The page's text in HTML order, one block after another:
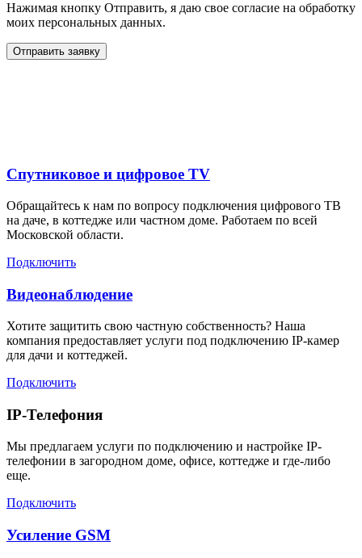
Нажимая кнопку Отправить, я даю свое согласие на обработку
моих персональных данных.
Отправить заявку
Спутниковое и цифровое TV
Обращайтесь к нам по вопросу подключения цифрового ТВ
на даче, в коттедже или частном доме. Работаем по всей
Московской области.
Подключить
Видеонаблюдение
Хотите защитить свою частную собственность? Наша
компания предоставляет услуги под подключению IP-камер
для дачи и коттеджей.
Подключить
IP-Телефония
Мы предлагаем услуги по подключению и настройке IP-
телефонии в загородном доме, офисе, коттедже и где-либо
еще.
Подключить
Усиление GSM